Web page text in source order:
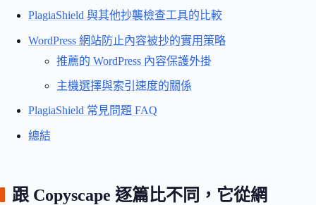
PlagiaShield 與其他抄襲檢查工具的比較
WordPress 網站防止內容被抄的實用策略
推薦的 WordPress 內容保護外掛
主機選擇與索引速度的關係
PlagiaShield 常見問題 FAQ
總結
跟 Copyscape 逐篇比不同，它從網